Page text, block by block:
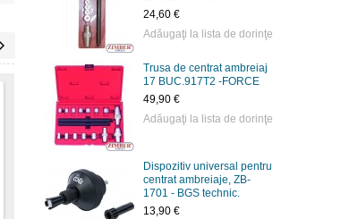
24,60 €
Adăugaţi la lista de dorinţe
Trusa de centrat ambreiaj
17 BUC.917T2 -FORCE
49,90 €
Adăugaţi la lista de dorinţe
Dispozitiv universal pentru
centrat ambreiaje, ZB-
1701 - BGS technic.
13,90 €
Set tije centrare
ambreiaj - ZB-1709 -
BGS.
Cheie filtru de ulei
pentru cuplaje Haldex,
AUDI-TT, VW Bora,